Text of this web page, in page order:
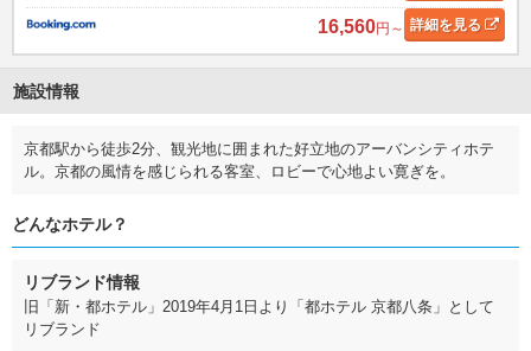
16,560円～ 詳細を見る
施設情報
京都駅から徒歩2分、観光地に囲まれた好立地のアーバンシティホテ
ル。京都の風情を感じられる客室、ロビーで心地よい寛ぎを。
どんなホテル？
リブランド情報
旧「新・都ホテル」2019年4月1日より「都ホテル 京都八条」として
リブランド